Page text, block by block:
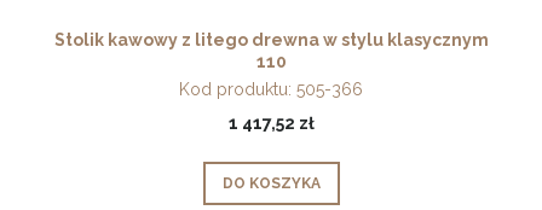
Stolik kawowy z litego drewna w stylu klasycznym
110
Kod produktu: 505-366
1 417,52 zł
DO KOSZYKA